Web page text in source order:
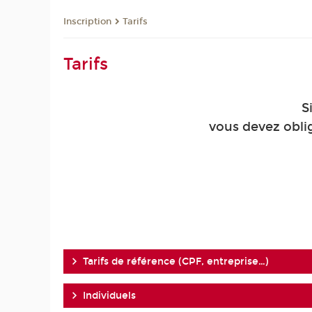
Inscription Tarifs
Tarifs
vous devez
Tarifs de référence (CPF, entreprise…)
Individuels